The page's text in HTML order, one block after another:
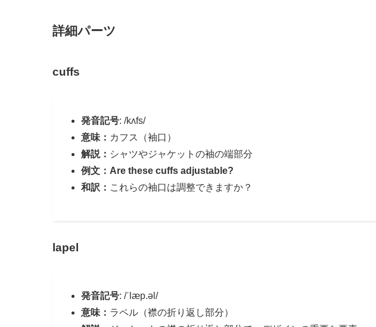
詳細パーツ
cuffs
発音記号: /kʌfs/
意味： カフス（袖口）
解説： シャツやジャケットの袖の端部分
例文：Are these cuffs adjustable?
和訳： これらの袖口は調整できますか？
lapel
発音記号: /ˈlæp.əl/
意味： ラペル（襟の折り返し部分）